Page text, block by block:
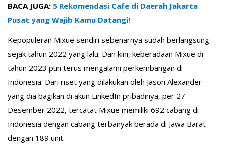
BACA JUGA: 5 Rekomendasi Cafe di Daerah Jakarta
Pusat yang Wajib Kamu Datangi!
Kepopuleran Mixue sendiri sebenarnya sudah berlangsung
sejak tahun 2022 yang lalu. Dan kini, keberadaan Mixue di
tahun 2023 pun terus mengalami perkembangan di
Indonesia. Dari riset yang dilakukan oleh Jason Alexander
yang dia bagikan di akun LinkedIn pribadinya, per 27
Desember 2022, tercatat Mixue memiliki 692 cabang di
Indonesia dengan cabang terbanyak berada di Jawa Barat
dengan 189 unit.